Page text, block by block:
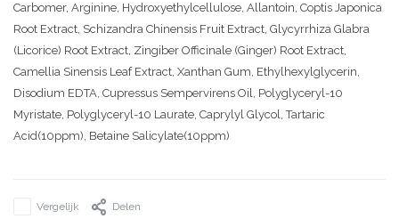
Carbomer, Arginine, Hydroxyethylcellulose, Allantoin, Coptis Japonica
Root Extract, Schizandra Chinensis Fruit Extract, Glycyrrhiza Glabra
(Licorice) Root Extract, Zingiber Officinale (Ginger) Root Extract,
Camellia Sinensis Leaf Extract, Xanthan Gum, Ethylhexylglycerin,
Disodium EDTA, Cupressus Sempervirens Oil, Polyglyceryl-10
Myristate, Polyglyceryl-10 Laurate, Caprylyl Glycol, Tartaric
Acid(10ppm), Betaine Salicylate(10ppm)
Vergelijk Delen